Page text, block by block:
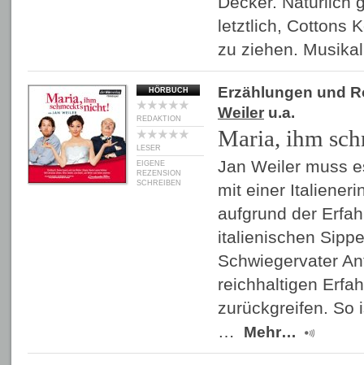
letztlich, Cottons
zu ziehen.
HÖRBUCH
REDAKTION
LESER
EIGENE
REZENSION
SCHREIBEN
Erzählungen und
Weiler u.a.
Maria, ihm
Jan Weiler muss
mit einer
aufgrund der
italienischen
Schwiegervater
reichhaltigen
zurückgreifen. So
…
Mehr…